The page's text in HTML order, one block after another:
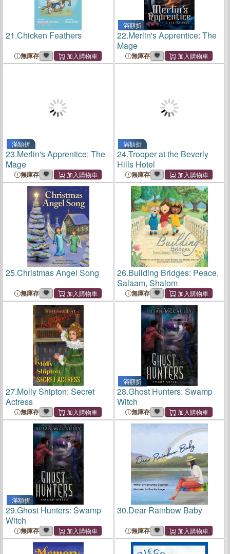
21.Chicken Feathers
無庫存
滿額折
22.Merlin's Apprentice: The
Mage
無庫存
滿額折
23.Merlin's Apprentice: The
Mage
無庫存
滿額折
24.Trooper at the Beverly
Hills Hotel
無庫存
25.Christmas Angel Song
無庫存
26.Building Bridges: Peace,
Salaam, Shalom
無庫存
27.Molly Shipton: Secret
Actress
無庫存
滿額折
28.Ghost Hunters: Swamp
Witch
無庫存
滿額折
29.Ghost Hunters: Swamp
Witch
無庫存
30.Dear Rainbow Baby
無庫存